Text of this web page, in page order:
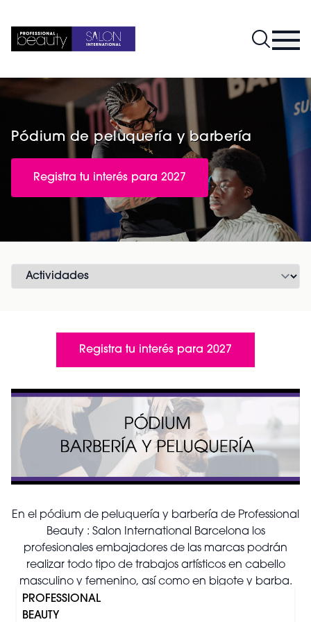
Pódium de peluquería y barbería
Registra tu interés para 2027
Registra tu interés para 2027
En el pódium de peluquería y barbería de Professional
Beauty : Salon International Barcelona los
profesionales embajadores de las marcas podrán
realizar todo tipo de trabajos artísticos en cabello
masculino y femenino, así como en bigote y barba.
Este pódium se convierte en una plataforma
dinámica para mostrar innovación y creatividad en
PROFESSIONAL
BEAUTY